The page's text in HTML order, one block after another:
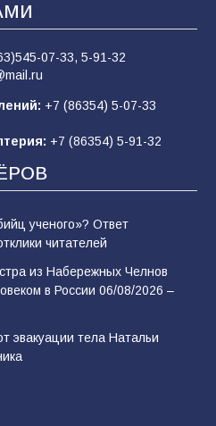
почему
— это
07-33, 5-91-32
+7 (86354) 5-07-33
+7 (86354) 5-91-32
ученого»? Ответ
читателей
из Набережных Челнов
в России 06/08/2026 –
эвакуации тела Натальи